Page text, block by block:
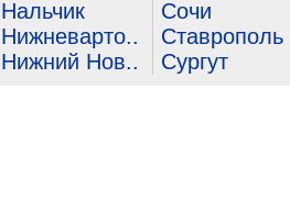
Нальчик
Нижневарто..
Нижний Нов..
Сочи
Ставрополь
Сургут